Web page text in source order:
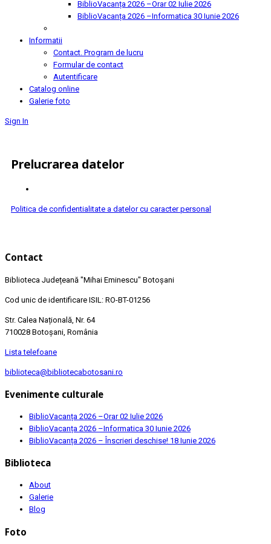
BiblioVacanța 2026 –Orar02 Iulie 2026
BiblioVacanța 2026 –Informatica 30 Iunie 2026
Informatii
Contact. Program de lucru
Formular de contact
Autentificare
Catalog online
Galerie foto
Sign In
Prelucrarea datelor
Politica de confidentialitate a datelor cu caracter personal
Contact
Biblioteca Județeană "Mihai Eminescu" Botoșani
Cod unic de identificare ISIL: RO-BT-01256
Str. Calea Națională, Nr. 64
710028 Botoșani, România
Lista telefoane
biblioteca@bibliotecabotosani.ro
Evenimente culturale
BiblioVacanța 2026 –Orar02 Iulie 2026
BiblioVacanța 2026 –Informatica 30 Iunie 2026
BiblioVacanța 2026 – Înscrieri deschise! 18 Iunie 2026
Biblioteca
About
Galerie
Blog
Foto